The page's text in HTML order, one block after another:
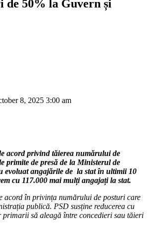
de 50% la Guvern și
8, 2025 3:00 am
acord privind tăierea numărului de
primite de presă de la Ministerul de
evoluat angajările de la stat în ultimii 10
cu 117.000 mai mulți angajați la stat.
acord în privința numărului de posturi care
publică. PSD susține reducerea cu
primarii să aleagă între concedieri sau tăieri